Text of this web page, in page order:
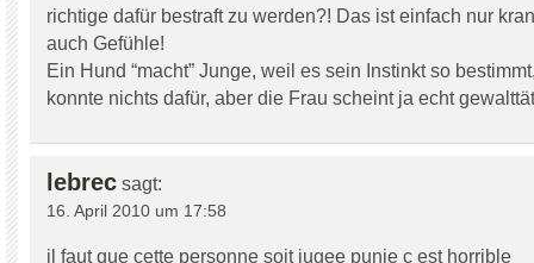
richtige dafür bestraft zu werden?! Das ist einfach nur
auch Gefühle!
Ein Hund “macht” Junge, weil es sein Instinkt so
konnte nichts dafür, aber die Frau scheint ja echt
lebrec sagt:
16. April 2010 um 17:58
il faut que cette personne soit jugee punie c est horrible